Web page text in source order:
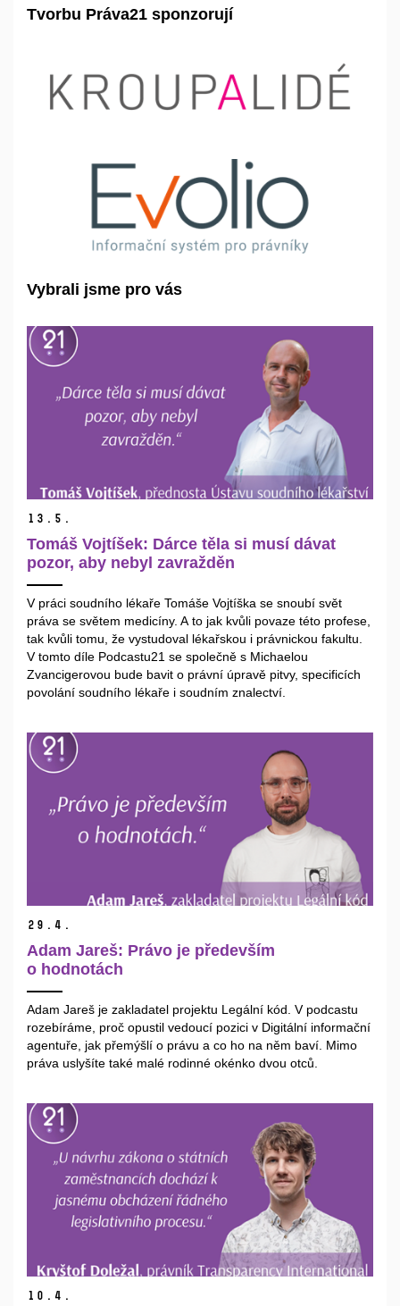
Tvorbu Práva21 sponzorují
Vybrali jsme pro vás
13. 5.
Tomáš Vojtíšek: Dárce těla si musí dávat
pozor, aby nebyl zavražděn
V práci soudního lékaře Tomáše Vojtíška se snoubí svět
práva se světem medicíny. A to jak kvůli povaze této profese,
tak kvůli tomu, že vystudoval lékařskou i právnickou fakultu.
V tomto díle Podcastu21 se společně s Michaelou
Zvancigerovou bude bavit o právní úpravě pitvy, specificích
povolání soudního lékaře i soudním znalectví.
29. 4.
Adam Jareš: Právo je především
o hodnotách
Adam Jareš je zakladatel projektu Legální kód. V podcastu
rozebíráme, proč opustil vedoucí pozici v Digitální informační
agentuře, jak přemýšlí o právu a co ho na něm baví. Mimo
práva uslyšíte také malé rodinné okénko dvou otců.
10. 4.